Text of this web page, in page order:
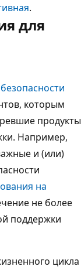
.
для
которым
продукты
Например,
и (или)
на
не более
поддержки
цикла